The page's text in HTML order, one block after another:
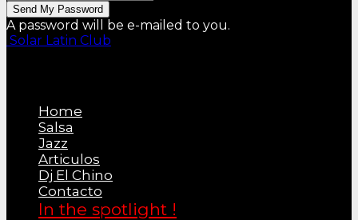
A password will be e-mailed to you.
Solar Latin Club
Home
Salsa
Jazz
Articulos
Dj El Chino
Contacto
In the spotlight !